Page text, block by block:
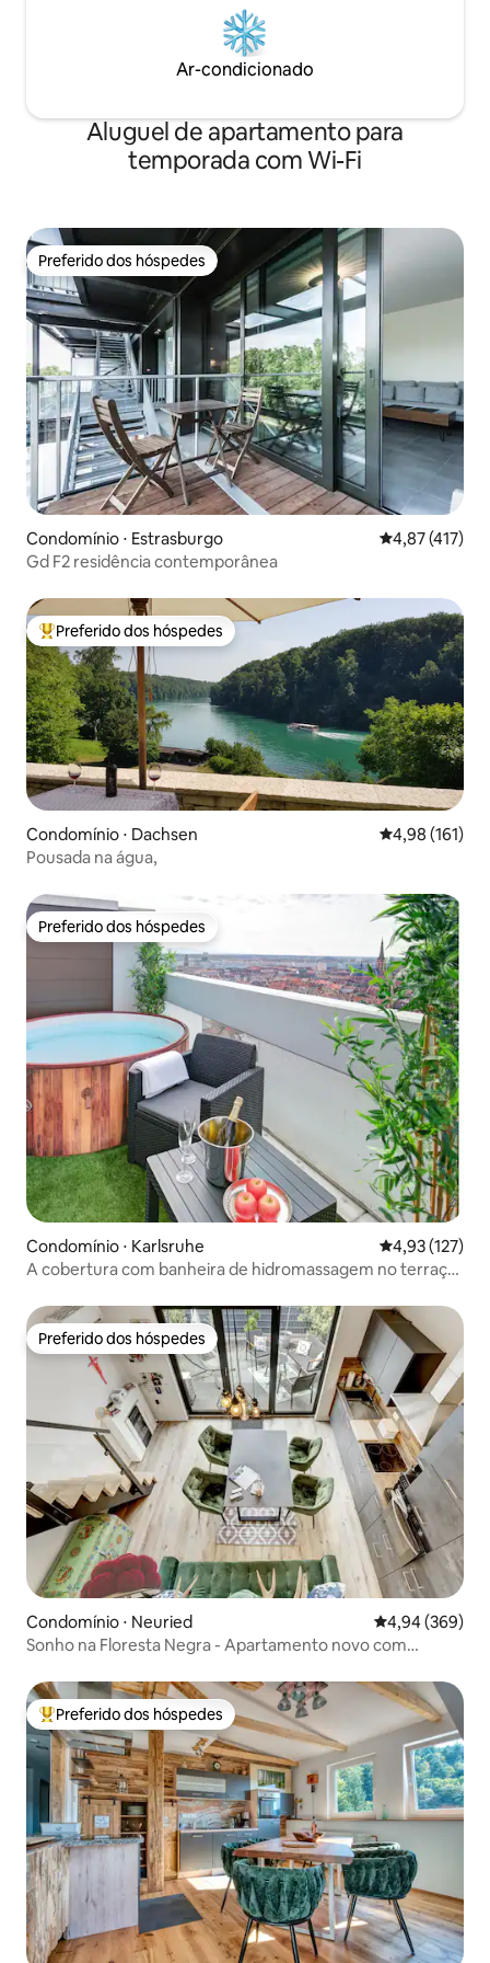
Ar-condicionado
Aluguel de apartamento para
temporada com Wi-Fi
Preferido dos hóspedes
Preferido dos hóspedes
Condomínio ⋅ Estrasburgo 4,87 de uma
4,87 (417)
Gd F2 residência contemporânea
Entre os melhores preferidos dos hóspedes
Preferido dos hóspedes
Condomínio ⋅ Dachsen 4,98 de uma
4,98 (161)
Pousada na água,
Preferido dos hóspedes
Preferido dos hóspedes
Condomínio ⋅ Karlsruhe 4,93 de uma
4,93 (127)
A cobertura com banheira de hidromassagem no terraço
Preferido dos hóspedes
Preferido dos hóspedes
Condomínio ⋅ Neuried 4,94 de uma
4,94 (369)
Sonho na Floresta Negra - Apartamento novo com
Entre os melhores preferidos dos hóspedes
Preferido dos hóspedes